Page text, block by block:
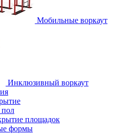
Мобильные воркаут
Инклюзивный воркаут
площадок
формы